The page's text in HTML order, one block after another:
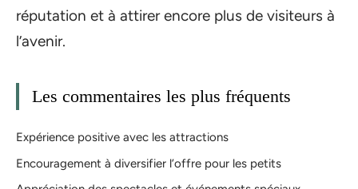
réputation et à attirer encore plus de visiteurs à
l’avenir.
Les commentaires les plus fréquents
Expérience positive avec les attractions
Encouragement à diversifier l’offre pour les petits